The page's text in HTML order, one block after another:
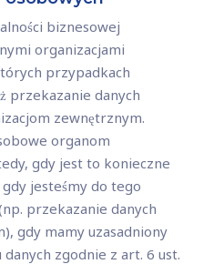
biznesowej
organizacjami
przypadkach
przekazanie danych
zewnętrznym.
organom
gdy jest to konieczne
jesteśmy do tego
przekazanie danych
gdy mamy uzasadniony
zgodnie z art. 6 ust.